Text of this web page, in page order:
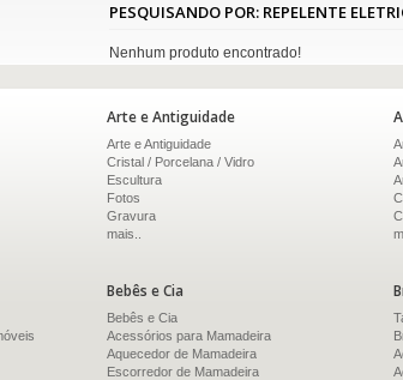
PESQUISANDO POR: REPELENTE
Nenhum produto encontrado!
Arte e Antiguidade
Arte e Antiguidade
Cristal / Porcelana / Vidro
Escultura
Fotos
Gravura
mais..
Bebês e Cia
Bebês e Cia
Acessórios para Mamadeira
Aquecedor de Mamadeira
Escorredor de Mamadeira